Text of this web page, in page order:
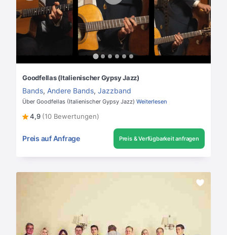
Goodfellas (Italienischer Gypsy Jazz)
Bands, Andere Bands, Jazzband
Über Goodfellas (Italienischer Gypsy Jazz) Weiterlesen
4,9 (10 Bewertungen)
Preis auf Anfrage Preis & Verfügbarkeit anfragen